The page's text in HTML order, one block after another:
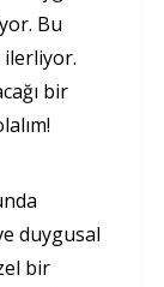
Bu
ilerliyor.
bir
duygusal
bir